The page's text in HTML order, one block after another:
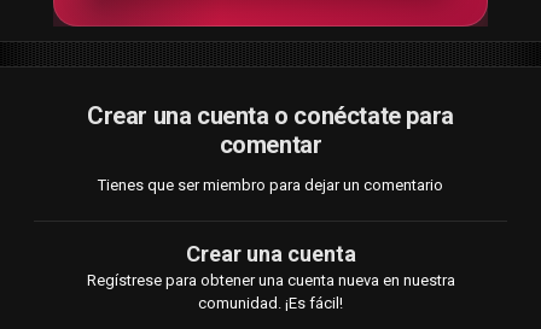
Crear una cuenta o conéctate para
comentar
Tienes que ser miembro para dejar un comentario
Crear una cuenta
Regístrese para obtener una cuenta nueva en nuestra
comunidad. ¡Es fácil!